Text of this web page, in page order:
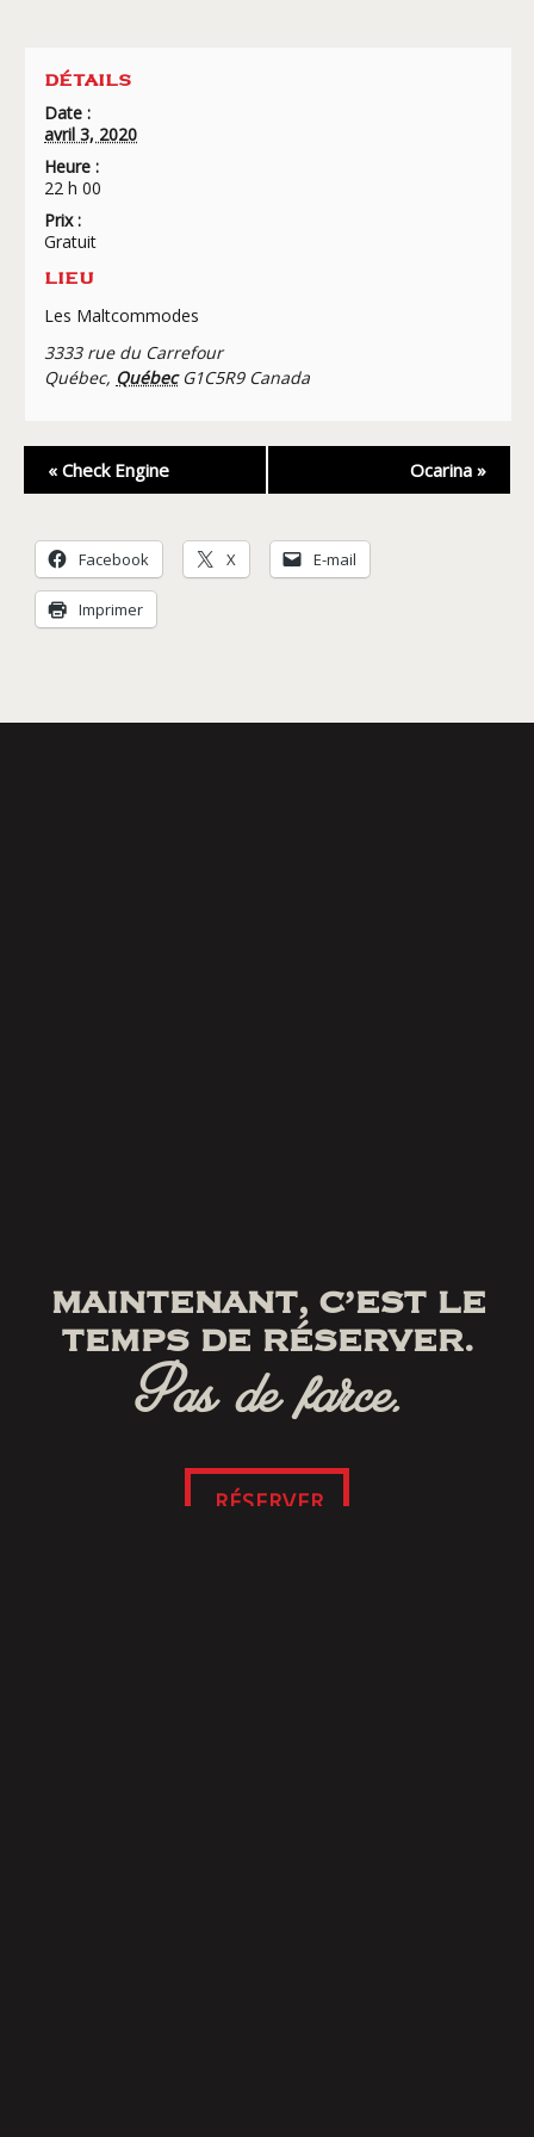
DÉTAILS
Date :
avril 3, 2020
Heure :
22 h 00
Prix :
Gratuit
LIEU
Les Maltcommodes
3333 rue du Carrefour
Québec, Québec G1C5R9 Canada
Navigation
Évènement
« Check Engine Ocarina »
Facebook X E-mail
Imprimer
MAINTENANT, C’EST LE
TEMPS DE RÉSERVER.
Pas de farce.
RÉSERVER